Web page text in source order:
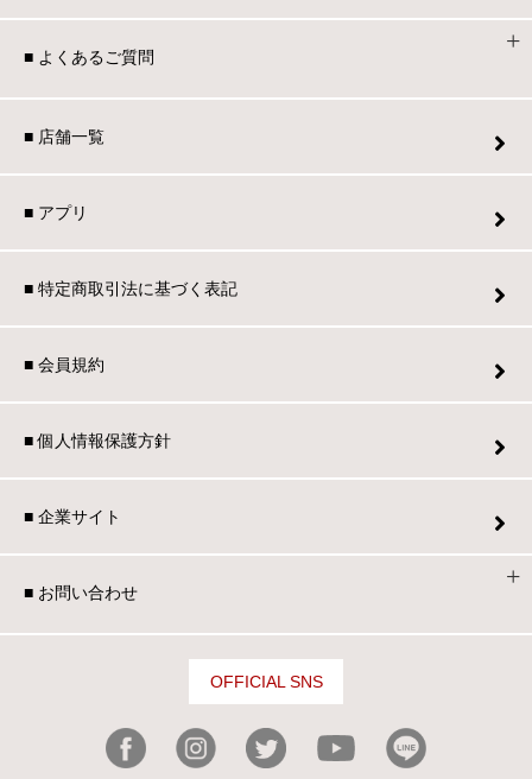
■ よくあるご質問
■ 店舗一覧
■ アプリ
■ 特定商取引法に基づく表記
■ 会員規約
■ 個人情報保護方針
■ 企業サイト
■ お問い合わせ
OFFICIAL SNS